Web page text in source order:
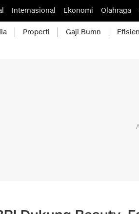
Internasional Ekonomi Olahraga
Properti Gaji Bumn